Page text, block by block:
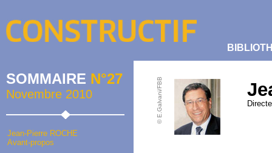
SOMMAIRE N°27
Novembre 2010
Jean-Pierre ROCHE
Avant-propos
© E.Galvani/FBB